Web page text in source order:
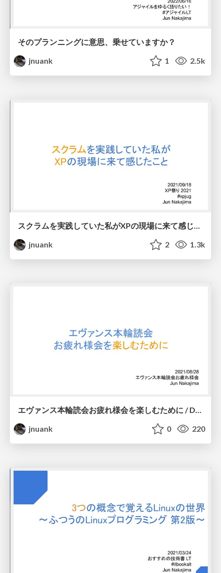
そのプランニングに意思、乗せていますか？
jnuank
1 2.5k
スクラムを実践していた私がXPの現場に来て感じたこと
jnuank
2 1.3k
エヴァンス本輪読会お疲れ様会を楽しむために / DDD輪読会での差分とこれから
jnuank
0 220